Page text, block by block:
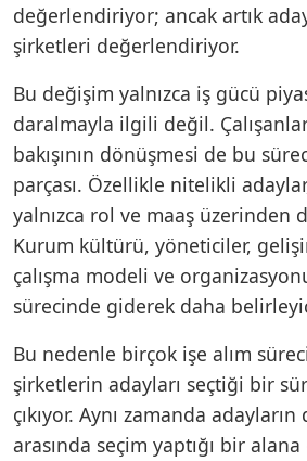
değerlendiriyor; ancak artık
şirketleri değerlendiriyor.
Bu değişim yalnızca iş gücü
daralmayla ilgili değil.
bakışının dönüşmesi de bu
parçası. Özellikle nitelikli
yalnızca rol ve maaş üzerinden
Kurum kültürü, yöneticiler,
çalışma modeli ve
sürecinde giderek daha
Bu nedenle birçok işe alım
şirketlerin adayları seçtiği bir
çıkıyor. Aynı zamanda
arasında seçim yaptığı bir